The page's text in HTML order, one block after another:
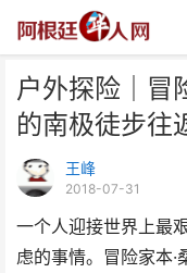
户外探险｜冒
的南极徒步往
王峰
2018-07-31
一个人迎接世界上最
虑的事情。冒险家本
户外探险｜冒险